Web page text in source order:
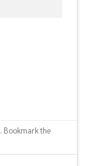
. Bookmark the